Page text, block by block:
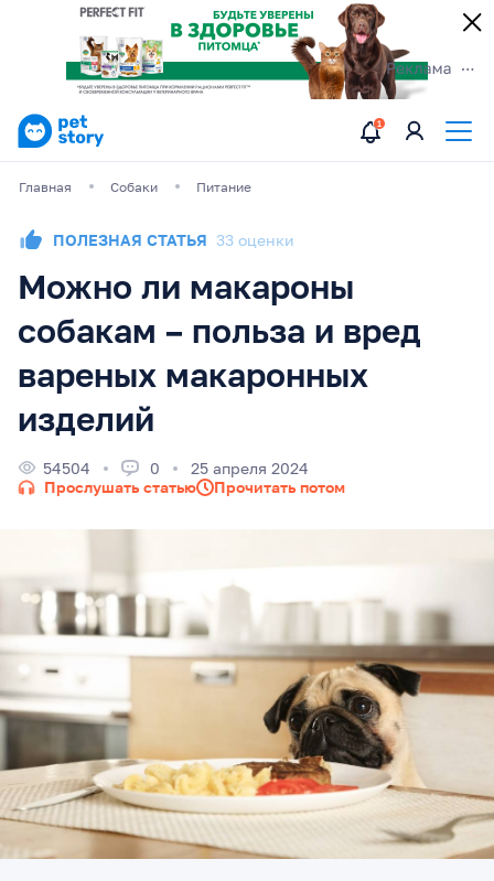
Главная Собаки Питание
ПОЛЕЗНАЯ СТАТЬЯ 33 оценки
Можно ли макароны
собакам – польза и вред
вареных макаронных
изделий
54504 0
25 апреля 2024
Прослушать статью
Прочитать потом